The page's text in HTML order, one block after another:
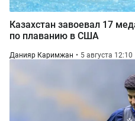
Казахстан завоевал 17
по плаванию в США
Данияр Каримжан 5 августа 12:10